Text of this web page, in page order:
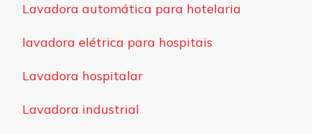
Lavadora automática para hotelaria
lavadora elétrica para hospitais
Lavadora hospitalar
Lavadora industrial